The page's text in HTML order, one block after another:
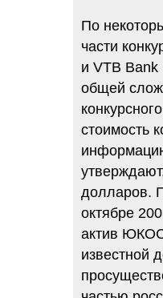
По
части
и VTB
общей
стоимость
долларов.
октябре
актив
известной